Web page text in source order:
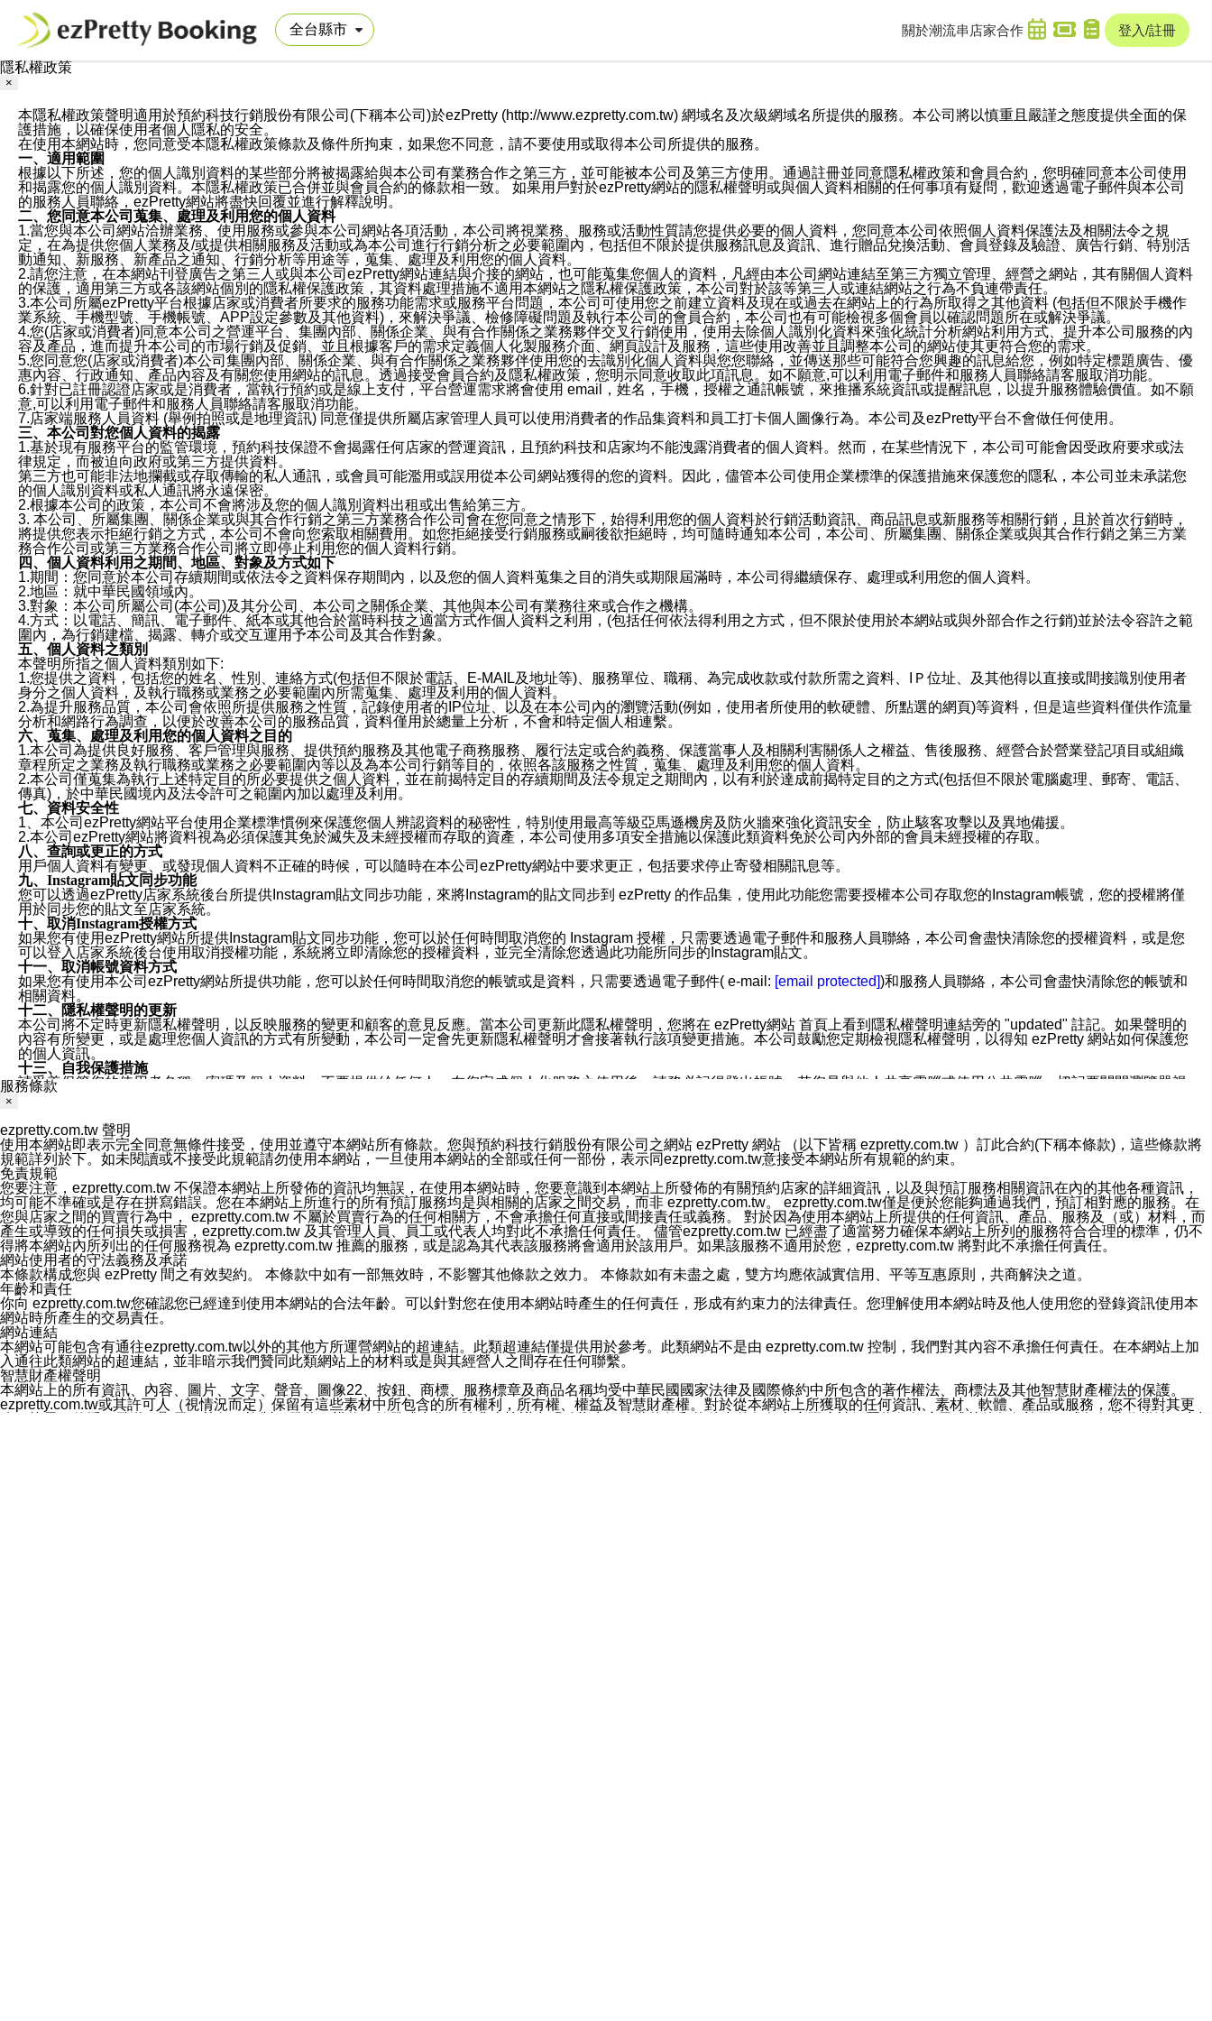
關於潮流串 店家合作 登入/註冊
隱私權政策
×
本隱私權政策聲明適用於預約科技行銷股份有限公司(下稱本公司)於ezPretty (http://www.ezpretty.com.tw) 網域名及次級網域名所提供的服務。本公司將以慎重且嚴謹之態度提供全面的保
護措施，以確保使用者個人隱私的安全。
在使用本網站時，您同意受本隱私權政策條款及條件所拘束，如果您不同意，請不要使用或取得本公司所提供的服務。
一、適用範圍
根據以下所述，您的個人識別資料的某些部分將被揭露給與本公司有業務合作之第三方，並可能被本公司及第三方使用。通過註冊並同意隱私權政策和會員合約，您明確同意本公司使用
和揭露您的個人識別資料。本隱私權政策已合併並與會員合約的條款相一致。 如果用戶對於ezPretty網站的隱私權聲明或與個人資料相關的任何事項有疑問，歡迎透過電子郵件與本公司
的服務人員聯絡，ezPretty網站將盡快回覆並進行解釋說明。
二、您同意本公司蒐集、處理及利用您的個人資料
1.當您與本公司網站洽辦業務、使用服務或參與本公司網站各項活動，本公司將視業務、服務或活動性質請您提供必要的個人資料，您同意本公司依照個人資料保護法及相關法令之規
定，在為提供您個人業務及/或提供相關服務及活動或為本公司進行行銷分析之必要範圍內，包括但不限於提供服務訊息及資訊、進行贈品兌換活動、會員登錄及驗證、廣告行銷、特別活
動通知、新服務、新產品之通知、行銷分析等用途等，蒐集、處理及利用您的個人資料。
2.請您注意，在本網站刊登廣告之第三人或與本公司ezPretty網站連結與介接的網站，也可能蒐集您個人的資料，凡經由本公司網站連結至第三方獨立管理、經營之網站，其有關個人資料
的保護，適用第三方或各該網站個別的隱私權保護政策，其資料處理措施不適用本網站之隱私權保護政策，本公司對於該等第三人或連結網站之行為不負連帶責任。
3.本公司所屬ezPretty平台根據店家或消費者所要求的服務功能需求或服務平台問題，本公司可使用您之前建立資料及現在或過去在網站上的行為所取得之其他資料 (包括但不限於手機作
業系統、手機型號、手機帳號、APP設定參數及其他資料)，來解決爭議、檢修障礙問題及執行本公司的會員合約，本公司也有可能檢視多個會員以確認問題所在或解決爭議。
4.您(店家或消費者)同意本公司之營運平台、集團內部、關係企業、與有合作關係之業務夥伴交叉行銷使用，使用去除個人識別化資料來強化統計分析網站利用方式、提升本公司服務的內
容及產品，進而提升本公司的市場行銷及促銷、並且根據客戶的需求定義個人化製服務介面、網頁設計及服務，這些使用改善並且調整本公司的網站使其更符合您的需求。
5.您同意您(店家或消費者)本公司集團內部、關係企業、與有合作關係之業務夥伴使用您的去識別化個人資料與您您聯絡，並傳送那些可能符合您興趣的訊息給您，例如特定標題廣告、優
惠內容、行政通知、產品內容及有關您使用網站的訊息。透過接受會員合約及隱私權政策，您明示同意收取此項訊息。如不願意,可以利用電子郵件和服務人員聯絡請客服取消功能。
6.針對已註冊認證店家或是消費者，當執行預約或是線上支付，平台營運需求將會使用 email，姓名，手機，授權之通訊帳號，來推播系統資訊或提醒訊息，以提升服務體驗價值。如不願
意,可以利用電子郵件和服務人員聯絡請客服取消功能。
7.店家端服務人員資料 (舉例拍照或是地理資訊) 同意僅提供所屬店家管理人員可以使用消費者的作品集資料和員工打卡個人圖像行為。本公司及ezPretty平台不會做任何使用。
三、本公司對您個人資料的揭露
1.基於現有服務平台的監管環境，預約科技保證不會揭露任何店家的營運資訊，且預約科技和店家均不能洩露消費者的個人資料。然而，在某些情況下，本公司可能會因受政府要求或法
律規定，而被迫向政府或第三方提供資料。
第三方也可能非法地攔截或存取傳輸的私人通訊，或會員可能濫用或誤用從本公司網站獲得的您的資料。因此，儘管本公司使用企業標準的保護措施來保護您的隱私，本公司並未承諾您
的個人識別資料或私人通訊將永遠保密。
2.根據本公司的政策，本公司不會將涉及您的個人識別資料出租或出售給第三方。
3. 本公司、所屬集團、關係企業或與其合作行銷之第三方業務合作公司會在您同意之情形下，始得利用您的個人資料於行銷活動資訊、商品訊息或新服務等相關行銷，且於首次行銷時，
將提供您表示拒絕行銷之方式，本公司不會向您索取相關費用。如您拒絕接受行銷服務或嗣後欲拒絕時，均可隨時通知本公司，本公司、所屬集團、關係企業或與其合作行銷之第三方業
務合作公司或第三方業務合作公司將立即停止利用您的個人資料行銷。
四、個人資料利用之期間、地區、對象及方式如下
1.期間：您同意於本公司存續期間或依法令之資料保存期間內，以及您的個人資料蒐集之目的消失或期限屆滿時，本公司得繼續保存、處理或利用您的個人資料。
2.地區：就中華民國領域內。
3.對象：本公司所屬公司(本公司)及其分公司、本公司之關係企業、其他與本公司有業務往來或合作之機構。
4.方式：以電話、簡訊、電子郵件、紙本或其他合於當時科技之適當方式作個人資料之利用，(包括任何依法得利用之方式，但不限於使用於本網站或與外部合作之行銷)並於法令容許之範
圍內，為行銷建檔、揭露、轉介或交互運用予本公司及其合作對象。
五、個人資料之類別
本聲明所指之個人資料類別如下:
1.您提供之資料，包括您的姓名、性別、連絡方式(包括但不限於電話、E-MAIL及地址等)、服務單位、職稱、為完成收款或付款所需之資料、IＰ位址、及其他得以直接或間接識別使用者
身分之個人資料，及執行職務或業務之必要範圍內所需蒐集、處理及利用的個人資料。
2.為提升服務品質，本公司會依照所提供服務之性質，記錄使用者的IP位址、以及在本公司內的瀏覽活動(例如，使用者所使用的軟硬體、所點選的網頁)等資料，但是這些資料僅供作流量
分析和網路行為調查，以便於改善本公司的服務品質，資料僅用於總量上分析，不會和特定個人相連繫。
六、蒐集、處理及利用您的個人資料之目的
1.本公司為提供良好服務、客戶管理與服務、提供預約服務及其他電子商務服務、履行法定或合約義務、保護當事人及相關利害關係人之權益、售後服務、經營合於營業登記項目或組織
章程所定之業務及執行職務或業務之必要範圍內等以及為本公司行銷等目的，依照各該服務之性質，蒐集、處理及利用您的個人資料。
2.本公司僅蒐集為執行上述特定目的所必要提供之個人資料，並在前揭特定目的存續期間及法令規定之期間內，以有利於達成前揭特定目的之方式(包括但不限於電腦處理、郵寄、電話、
傳真)，於中華民國境內及法令許可之範圍內加以處理及利用。
七、資料安全性
1、本公司ezPretty網站平台使用企業標準慣例來保護您個人辨認資料的秘密性，特別使用最高等級亞馬遜機房及防火牆來強化資訊安全，防止駭客攻擊以及異地備援。
2.本公司ezPretty網站將資料視為必須保護其免於滅失及未經授權而存取的資產，本公司使用多項安全措施以保護此類資料免於公司內外部的會員未經授權的存取。
八、查詢或更正的方式
用戶個人資料有變更、或發現個人資料不正確的時候，可以隨時在本公司ezPretty網站中要求更正，包括要求停止寄發相關訊息等。
九、Instagram貼文同步功能
您可以透過ezPretty店家系統後台所提供Instagram貼文同步功能，來將Instagram的貼文同步到 ezPretty 的作品集，使用此功能您需要授權本公司存取您的Instagram帳號，您的授權將僅
用於同步您的貼文至店家系統。
十、取消Instagram授權方式
如果您有使用ezPretty網站所提供Instagram貼文同步功能，您可以於任何時間取消您的 Instagram 授權，只需要透過電子郵件和服務人員聯絡，本公司會盡快清除您的授權資料，或是您
可以登入店家系統後台使用取消授權功能，系統將立即清除您的授權資料，並完全清除您透過此功能所同步的Instagram貼文。
十一、取消帳號資料方式
如果您有使用本公司ezPretty網站所提供功能，您可以於任何時間取消您的帳號或是資料，只需要透過電子郵件( e-mail: [email protected])和服務人員聯絡，本公司會盡快清除您的帳號和
相關資料。
十二、隱私權聲明的更新
本公司將不定時更新隱私權聲明，以反映服務的變更和顧客的意見反應。當本公司更新此隱私權聲明，您將在 ezPretty網站 首頁上看到隱私權聲明連結旁的 "updated" 註記。如果聲明的
內容有所變更，或是處理您個人資訊的方式有所變動，本公司一定會先更新隱私權聲明才會接著執行該項變更措施。本公司鼓勵您定期檢視隱私權聲明，以得知 ezPretty 網站如何保護您
的個人資訊。
十三、自我保護措施
請妥善保管您的使用者名稱、密碼及個人資料，不要提供給任何人。在您完成個人化服務之使用後，請務必記得登出帳號。若您是與他人共享電腦或使用公共電腦，切記要關閉瀏覽器視
窗，以防止他人讀取您的個人資料、信件或進入所機關管理區。
您同意本公司網站，透過您所提供的郵件地址與您取得聯絡並傳送或宣傳本網站各項服務之資料或電子郵件供您參考。您能依照該資料或電子郵件所指示之方法、說明或功能連結，隨時
停止接收這些資料或電子郵件。
十五、訊息通知
本公司/本服務將以通知型訊息傳送重要訊息給您。即使未加入本公司/本服務好友，您仍可接收到通知型訊息。
本公司/本服務傳送之通知型訊息以對您有效且重要的訊息為限，以廣告或其他目的的訊息皆不會被傳送。滿足以下三個條件者，將可收到通知型訊息。
1.LINE 帳號設定的電話號碼與本公司/本服務所傳來的電話號碼比對相符。
2.該 LINE 帳號已在 LINE APP 設定中，同意接收通知型訊息。
3.LINE 帳號未封鎖傳送訊息之 LINE 官方帳號。
欲變更通知型訊息的設定，操作如下：
1.點選「主頁」＞「設定」
2.點選「隱私設定」
3.點選「提供使用資料」
4.點選「LINE通知型訊息」
5.開關「接收LINE通知型訊息」
❗️關閉「接收通知型訊息」後，將不會接收到來自任何企業官方帳號或認證官方帳號的通知型訊息。
服務條款
×
ezpretty.com.tw 聲明
使用本網站即表示完全同意無條件接受，使用並遵守本網站所有條款。您與預約科技行銷股份有限公司之網站 ezPretty 網站 （以下皆稱 ezpretty.com.tw ）訂此合約(下稱本條款)，這些條款將
規範詳列於下。如未閱讀或不接受此規範請勿使用本網站，一旦使用本網站的全部或任何一部份，表示同ezpretty.com.tw意接受本網站所有規範的約束。
免責規範
您要注意，ezpretty.com.tw 不保證本網站上所發佈的資訊均無誤，在使用本網站時，您要意識到本網站上所發佈的有關預約店家的詳細資訊，以及與預訂服務相關資訊在內的其他各種資訊，
均可能不準確或是存在拼寫錯誤。您在本網站上所進行的所有預訂服務均是與相關的店家之間交易，而非 ezpretty.com.tw。 ezpretty.com.tw僅是便於您能夠通過我們，預訂相對應的服務。在
您與店家之間的買賣行為中， ezpretty.com.tw 不屬於買賣行為的任何相關方，不會承擔任何直接或間接責任或義務。 對於因為使用本網站上所提供的任何資訊、產品、服務及（或）材料，而
產生或導致的任何損失或損害，ezpretty.com.tw 及其管理人員、員工或代表人均對此不承擔任何責任。 儘管ezpretty.com.tw 已經盡了適當努力確保本網站上所列的服務符合合理的標準，仍不
得將本網站內所列出的任何服務視為 ezpretty.com.tw 推薦的服務，或是認為其代表該服務將會適用於該用戶。如果該服務不適用於您，ezpretty.com.tw 將對此不承擔任何責任。
網站使用者的守法義務及承諾
本條款構成您與 ezPretty 間之有效契約。 本條款中如有一部無效時，不影響其他條款之效力。 本條款如有未盡之處，雙方均應依誠實信用、平等互惠原則，共商解決之道。
年齡和責任
你向 ezpretty.com.tw您確認您已經達到使用本網站的合法年齡。可以針對您在使用本網站時產生的任何責任，形成有約束力的法律責任。您理解使用本網站時及他人使用您的登錄資訊使用本
網站時所產生的交易責任。
網站連結
本網站可能包含有通往ezpretty.com.tw以外的其他方所運營網站的超連結。此類超連結僅提供用於參考。此類網站不是由 ezpretty.com.tw 控制，我們對其內容不承擔任何責任。在本網站上加
入通往此類網站的超連結，並非暗示我們贊同此類網站上的材料或是與其經營人之間存在任何聯繫。
智慧財產權聲明
本網站上的所有資訊、內容、圖片、文字、聲音、圖像22、按鈕、商標、服務標章及商品名稱均受中華民國國家法律及國際條約中所包含的著作權法、商標法及其他智慧財產權法的保護。
ezpretty.com.tw或其許可人（視情況而定）保留有這些素材中所包含的所有權利，所有權、權益及智慧財產權。對於從本網站上所獲取的任何資訊、素材、軟體、產品或服務，您不得對其更